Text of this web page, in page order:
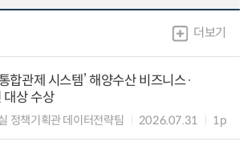
더보기
합관제 시스템’ 해양수산 비즈니스·
대상 수상
정책기획관 데이터전략팀 2026.07.31 1p